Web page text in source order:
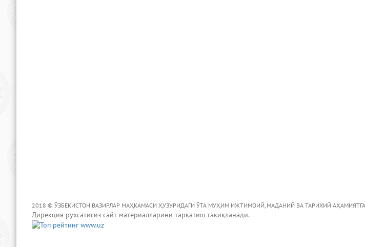
2018 © ЎЗБЕКИСТОН ВАЗИРЛАР МАҲКАМАСИ ҲУЗУРИДАГИ ЎТА МУҲИМ ИЖТИМОИЙ, МАДАНИЙ ВА ТАРИХИЙ
Дирекция рухсатисиз сайт материалларини тарқатиш тақиқланади.